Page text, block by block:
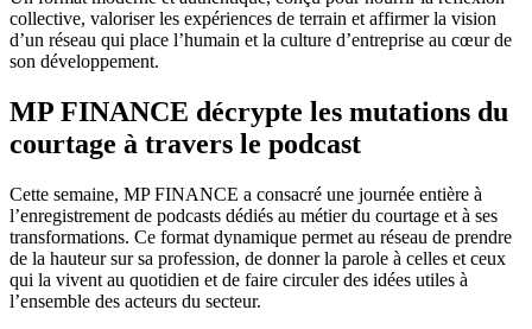
collective, valoriser les expériences de terrain et affirmer la vision
d’un réseau qui place l’humain et la culture d’entreprise au cœur de
son développement.
MP FINANCE décrypte les mutations du
courtage à travers le podcast
Cette semaine, MP FINANCE a consacré une journée entière à
l’enregistrement de podcasts dédiés au métier du courtage et à ses
transformations. Ce format dynamique permet au réseau de prendre
de la hauteur sur sa profession, de donner la parole à celles et ceux
qui la vivent au quotidien et de faire circuler des idées utiles à
l’ensemble des acteurs du secteur.